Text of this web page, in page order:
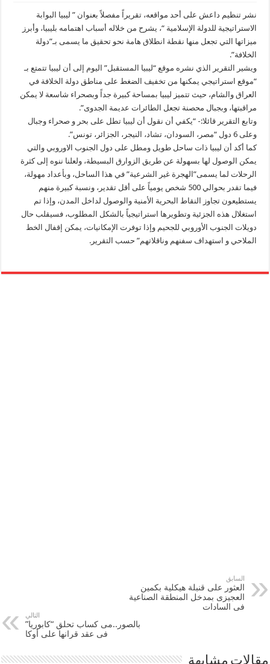
نشر تنظيم داعش على أحد مواقعه، تقريراً مفصلاً بعنوان ” ليبيا البوابة
الاستراتيجية للدولة الإسلامية “، يشرح من خلاله أسباب اهتمامه بليبيا، وأبرز
ميزاتها التي تجعل منها نقطة انطلاق هامة نحو تحقيق ما يسمى بـ”دولة
الخلافة”.
ويشير التقرير الذي نشره موقع “ليبيا المستقبل” اليوم إلى أن ليبيا تتمتع بـ
“موقع استراتيجي يمكنها من تخفيف الضغط على مناطق دولة الخلافة في
العراق والشام، حيث تتميز ليبيا بمساحة كبيرة جداً وبصحراء شاسعة لا يمكن
مراقبتها، وبجبال محصنة تجعل الطائرات عديمة الجدوى”.
وتابع التقرير قائلا:- “يكفي أن نقول أن ليبيا تطل على بحر و صحراء وجبال
وعلى 6 دول “مصر، السودان، تشاد، النيجر، الجزائر، تونس”.
كما أكد أن ليبيا ذات ساحل طويل ومطل على دول الجنوب الاوروبي والتي
يمكن الوصول لها بسهولة عن طريق الزوارق البسيطة، ولعلنا ننوه إلى كثرة
الرحلات لما يسمى”الهجرة غير الشرعية” في هذا الساحل، وبأعداد مهولة،
فيما تقدر بحوالي 500 شخص يومياً على أقل تقدير، ونسبة كبيرة منهم
يستطيعون تجاوز النقاط البحرية الأمنية والوصول لداخل المدن، وإذا تم
استغلال هذه الجزئية وتطويرها استراتيجياً بالشكل المطلوب، فسيقلب حال
دويلات الجنوب الأوروبي للجحيم وإذا توفرت الإمكانيات، يمكن إقفال الخط
الملاحي و استهداف سفنهم وناقلاتهم” حسب التقرير.
السابق
العثور على قنبلة هيكلية بكمين
العجيزى بمدخل المنطقة الصناعية
فى السادات
التالي
بالصور..مى كساب تحلق “كابوريا”
فى عقد قرانها على أوكا